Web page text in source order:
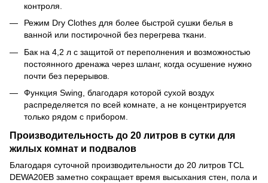
контроля.
Режим Dry Clothes для более быстрой сушки белья в
ванной или постирочной без перегрева ткани.
Бак на 4,2 л с защитой от переполнения и возможностью
постоянного дренажа через шланг, когда осушение нужно
почти без перерывов.
Функция Swing, благодаря которой сухой воздух
распределяется по всей комнате, а не концентрируется
только рядом с прибором.
Производительность до 20 литров в сутки для
жилых комнат и подвалов
Благодаря суточной производительности до 20 литров TCL
DEWA20EB заметно сокращает время высыхания стен, пола и